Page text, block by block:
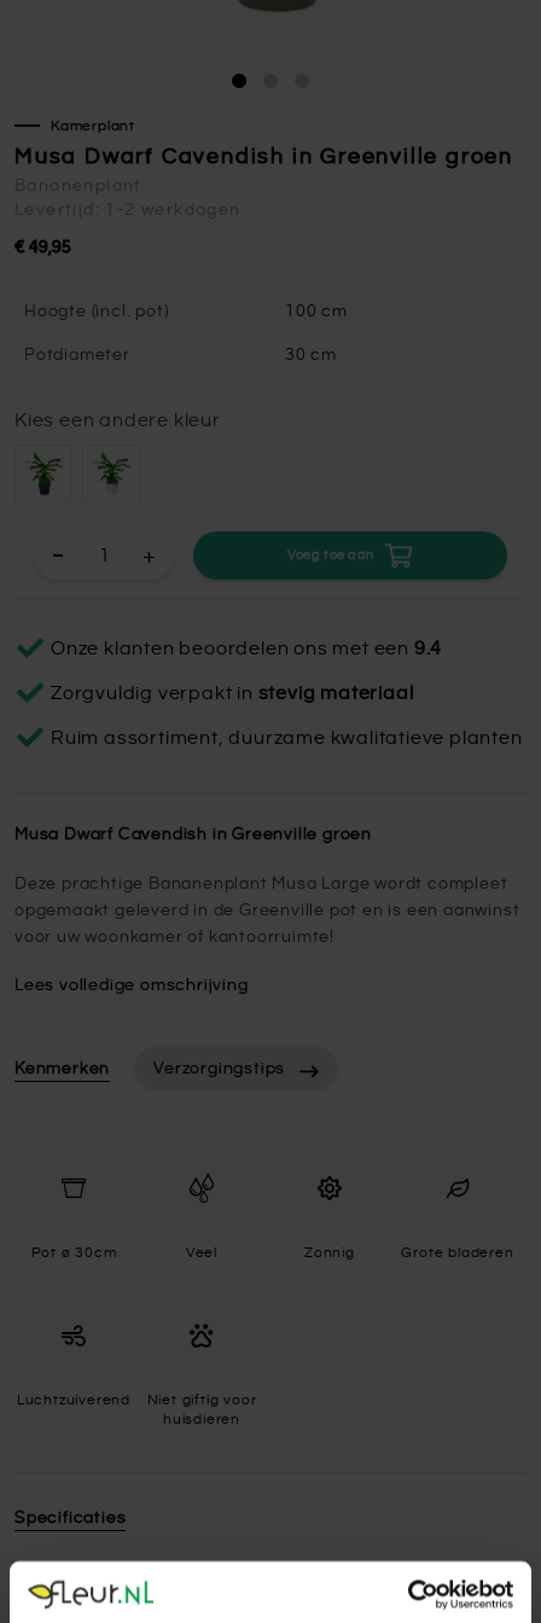
Kamerplant
Musa Dwarf Cavendish in Greenville groen
Bananenplant
Levertijd: 1-2 werkdagen
€ 49,95
Hoogte (incl. pot) 100 cm
Potdiameter 30 cm
Kies een andere kleur
+ Voeg toe aan
Onze klanten beoordelen ons met een 9.4
Zorgvuldig verpakt in stevig materiaal
Ruim assortiment, duurzame kwalitatieve planten
Musa Dwarf Cavendish in Greenville groen
Deze prachtige Bananenplant Musa Large wordt compleet
opgemaakt geleverd in de Greenville pot en is een aanwinst
voor uw woonkamer of kantoorruimte!
Lees volledige omschrijving
Kenmerken Verzorgingstips
Pot ø 30cm Veel Zonnig Grote bladeren
Luchtzuiverend
Niet giftig voor
huisdieren
Specificaties
De Musa staat het liefst op een plek met